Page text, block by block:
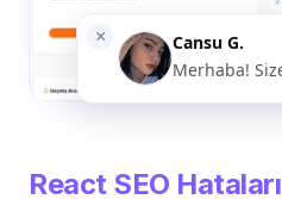
React SEO Hataları